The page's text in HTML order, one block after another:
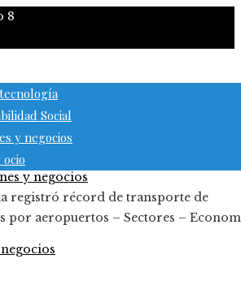
8
Social
y negocios
y negocios
registró récord de transporte de
por aeropuertos – Sectores –